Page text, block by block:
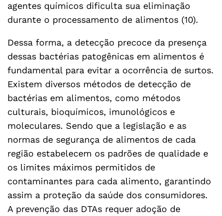
agentes químicos dificulta sua eliminação
durante o processamento de alimentos (10).
Dessa forma, a detecção precoce da presença
dessas bactérias patogênicas em alimentos é
fundamental para evitar a ocorrência de surtos.
Existem diversos métodos de detecção de
bactérias em alimentos, como métodos
culturais, bioquímicos, imunológicos e
moleculares. Sendo que a legislação e as
normas de segurança de alimentos de cada
região estabelecem os padrões de qualidade e
os limites máximos permitidos de
contaminantes para cada alimento, garantindo
assim a proteção da saúde dos consumidores.
A prevenção das DTAs requer adoção de